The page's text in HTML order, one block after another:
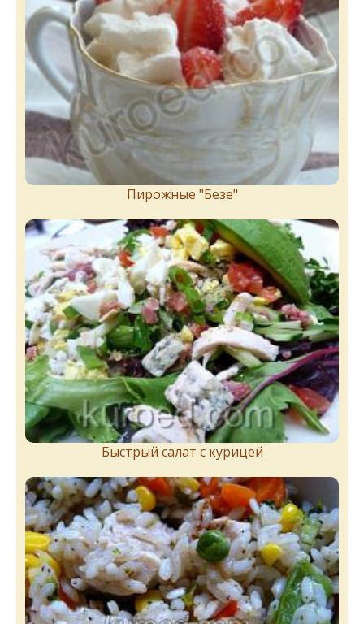
Пирожныe "Бeзe"
Быстрый салат с курицей